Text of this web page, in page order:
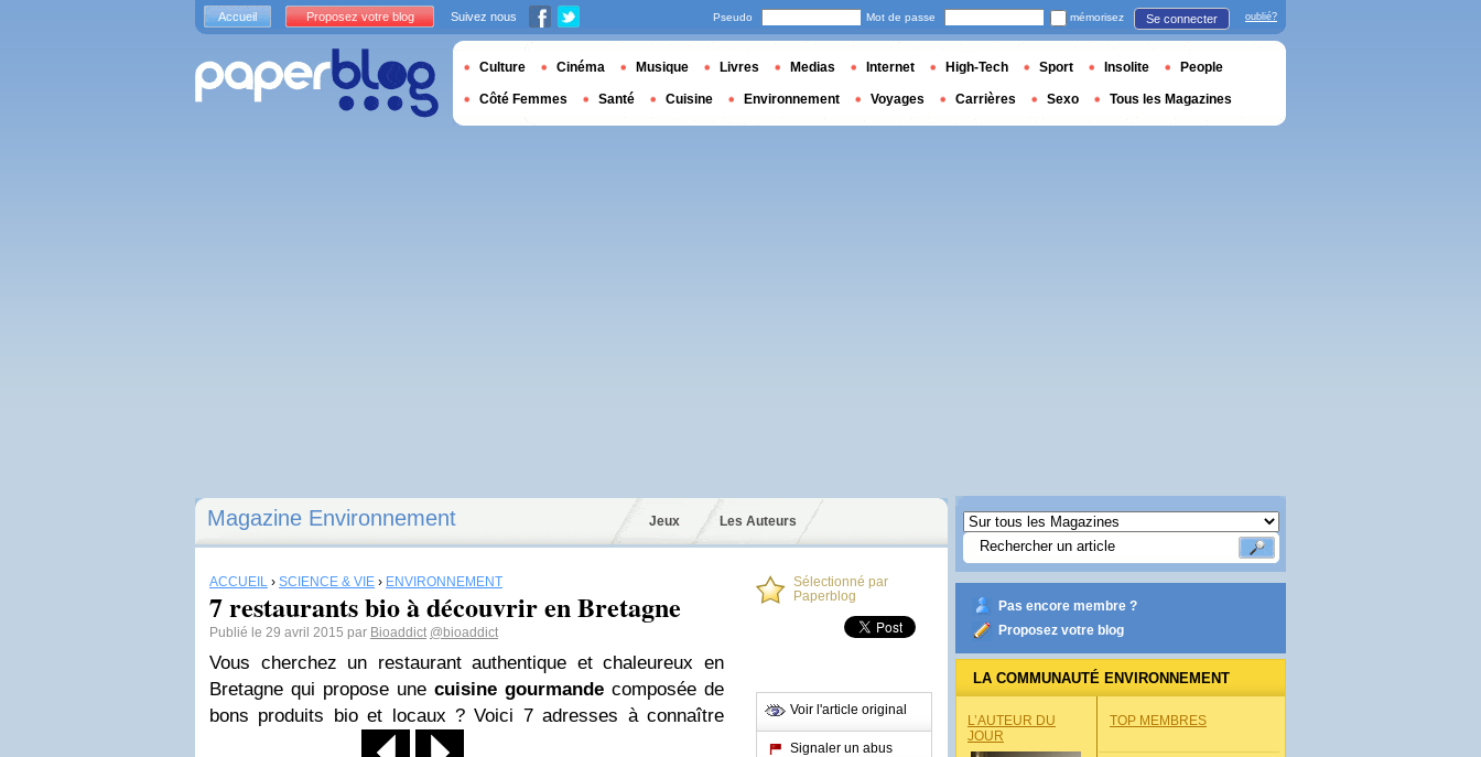
Magazine Environnement Jeux Les Auteurs
ACCUEIL › SCIENCE & VIE › ENVIRONNEMENT
7 restaurants bio à découvrir en Bretagne
Publié le 29 avril 2015 par Bioaddict @bioaddict
Vous cherchez un restaurant authentique et chaleureux en
Bretagne qui propose une cuisine gourmande composée de
bons produits bio et locaux ? Voici 7 adresses à connaître
Sélectionné par
Paperblog
Voir l'article original
Signaler un abus
Pas encore membre ?
Proposez votre blog
LA COMMUNAUTÉ ENVIRONNEMENT
L’AUTEUR DU
JOUR
TOP MEMBRES
Accueil Proposez votre blog Suivez nous Pseudo Mot de passe mémorisez Se connecter oublié?
Culture Cinéma Musique Livres Medias Internet High-Tech Sport Insolite People
Côté Femmes Santé Cuisine Environnement Voyages Carrières Sexo Tous les Magazines